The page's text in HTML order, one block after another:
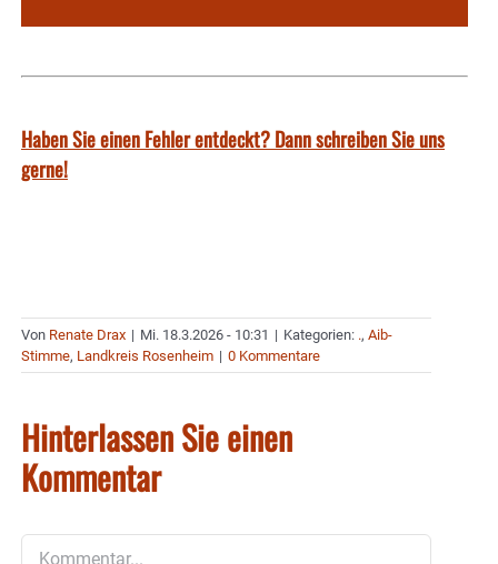
Haben Sie einen Fehler entdeckt? Dann schreiben Sie uns
gerne!
Von Renate Drax | Mi. 18.3.2026 - 10:31 | Kategorien: ., Aib-
Stimme, Landkreis Rosenheim | 0 Kommentare
Hinterlassen Sie einen
Kommentar